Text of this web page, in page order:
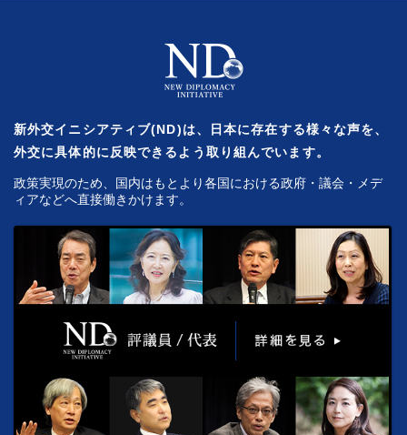
新外交イニシアティブ(ND)は、日本に存在する様々な声を、
外交に具体的に反映できるよう取り組んでいます。
政策実現のため、国内はもとより各国における政府・議会・メデ
ィアなどへ直接働きかけます。